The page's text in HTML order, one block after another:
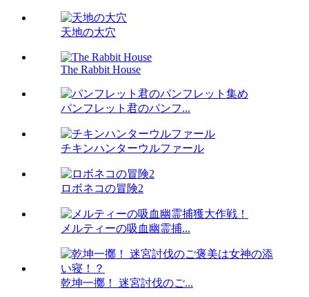
天地の大穴
The Rabbit House
パンフレット君のパンフ...
チキンハンターウルファール
ロボネコの冒険2
メルティーの吸血幽霊捕...
乾坤一擲！ 迷宮討伐のご...